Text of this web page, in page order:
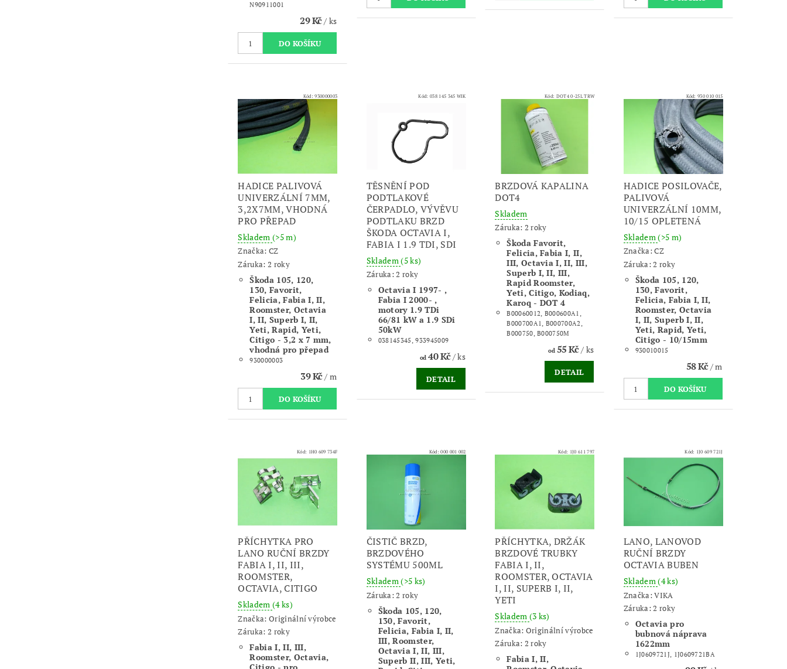
N90911001
29 Kč/ ks
Kód:930000003
HADICE PALIVOVÁ
UNIVERZÁLNÍ 7MM,
3,2X7MM, VHODNÁ
PRO PŘEPAD
Skladem (>5 m)
Značka: CZ
Záruka: 2 roky
Škoda 105, 120,
130, Favorit,
Felicia, Fabia I, II,
Roomster, Octavia
I, II, Superb I, II,
Yeti, Rapid, Yeti,
Citigo - 3,2 x 7 mm,
vhodná pro přepad
930000003
39 Kč/ m
Kód: 038 145 345 WIK
TĚSNĚNÍ POD
PODTLAKOVÉ
ČERPADLO, VÝVĚVU
PODTLAKU BRZD
ŠKODA OCTAVIA I,
FABIA I 1.9 TDI, SDI
Skladem(5 ks)
Záruka: 2 roky
Octavia I 1997- ,
Fabia I 2000- ,
motory 1.9 TDi
66/81 kW a 1.9 SDi
50kW
038145345, 933945009
od40 Kč/ ks
DETAIL
Kód: DOT4 0-25L TRW
BRZDOVÁ KAPALINA
DOT4
Skladem
Záruka: 2 roky
Škoda Favorit,
Felicia, Fabia I, II,
III, Octavia I, II, III,
Superb I, II, III,
Rapid Roomster,
Yeti, Citigo, Kodiaq,
Karoq - DOT 4
B00060012, B000600A1,
B000700A1, B000700A2,
B000750, B000750M
od55 Kč/ ks
DETAIL
Kód:930 010 015
HADICE POSILOVAČE,
PALIVOVÁ
UNIVERZÁLNÍ 10MM,
10/15 OPLETENÁ
Skladem(>5 m)
Značka:CZ
Záruka: 2 roky
Škoda 105, 120,
130, Favorit,
Felicia, Fabia I, II,
Roomster, Octavia
I, II, Superb I, II,
Yeti, Rapid, Yeti,
Citigo - 10/15mm
930010015
58 Kč/ m
Kód: 1H0 609 734F
PŘÍCHYTKA PRO
LANO RUČNÍ BRZDY
FABIA I, II, III,
ROOMSTER,
OCTAVIA, CITIGO
Skladem (4 ks)
Značka: Originální výrobce
Záruka: 2 roky
Fabia I, II, III,
Roomster, Octavia,
Kód:000 001 002
ČISTIČ BRZD,
BRZDOVÉHO
SYSTÉMU 500ML
Skladem(>5 ks)
Záruka: 2 roky
Škoda 105, 120,
130, Favorit,
Felicia, Fabia I, II,
III, Roomster,
Octavia I, II, III,
Superb II, III, Yeti,
Kód: 1J0 611 797
PŘÍCHYTKA, DRŽÁK
BRZDOVÉ TRUBKY
FABIA I, II,
ROOMSTER, OCTAVIA
I, II, SUPERB I, II,
YETI
Skladem (3 ks)
Značka: Originální výrobce
Záruka: 2 roky
Fabia I, II,
Kód: 1J0 609 721J
LANO, LANOVOD
RUČNÍ BRZDY
OCTAVIA BUBEN
Skladem(4 ks)
Značka:VIKA
Záruka: 2 roky
Octavia pro
bubnová náprava
1622mm
1J0609721J, 1J0609721BA